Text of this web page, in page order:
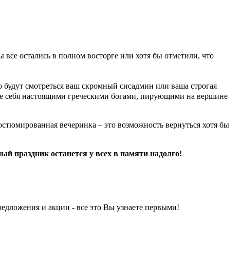
остались в полном восторге или хотя бы отметили, что
смотреться ваш скромный сисадмин или ваша строгая
себя настоящими греческими богами, пирующими на вершине
вечеринка – это возможность вернуться хотя бы
праздник останется у всех в памяти надолго!
и акции - все это Вы узнаете первыми!